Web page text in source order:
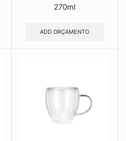
270ml
ADD ORÇAMENTO